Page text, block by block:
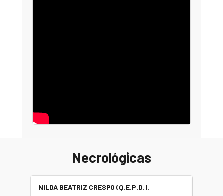
Necrológicas
NILDA BEATRIZ CRESPO (Q.E.P.D.).